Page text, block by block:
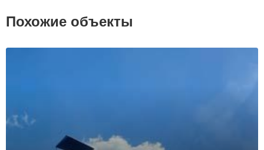
Похожие объекты